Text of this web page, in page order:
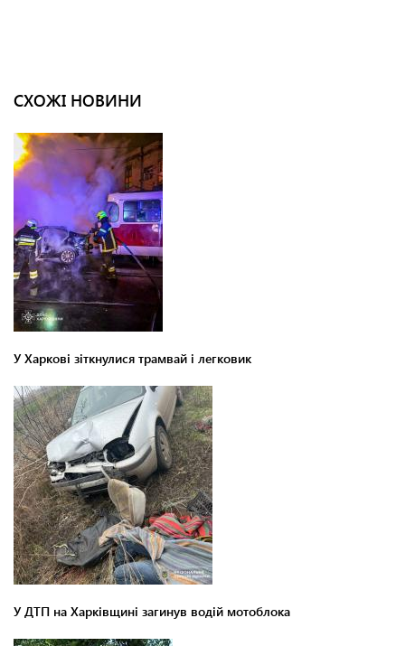
СХОЖІ НОВИНИ
У Харкові зіткнулися трамвай і легковик
У ДТП на Харківщині загинув водій мотоблока